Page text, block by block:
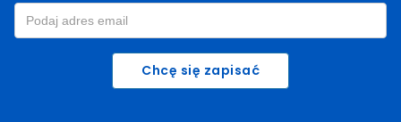
Chcę się zapisać